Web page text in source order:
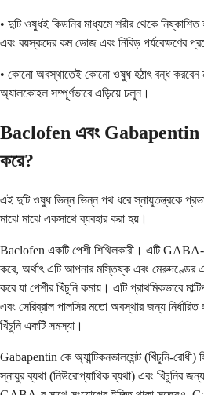
• দুটি ওষুধই কিডনির মাধ্যমে শরীর থেকে
এবং বয়স্কদের কম ডোজ এবং নিবিড় পর্যবেক্ষণের
• কোনো অবস্থাতেই কোনো ওষুধ হঠাৎ বন্ধ করবেন
অ্যালকোহল সম্পূর্ণভাবে এড়িয়ে চলুন।
Baclofen এবং Gabapentin
করে?
এই দুটি ওষুধ ভিন্ন ভিন্ন পথ ধরে স্নায়ুতন্ত্রকে
মাঝে মাঝে একসাথে ব্যবহার করা হয়।
Baclofen একটি পেশী শিথিলকারী। এটি GABA-
করে, অর্থাৎ এটি আপনার মস্তিষ্ক এবং মেরুদণ্ডের
করে যা পেশীর খিঁচুনি কমায়। এটি প্রাথমিকভাবে
এবং সেরিব্রাল পালসির মতো অবস্থার জন্য
খিঁচুনি একটি সমস্যা।
Gabapentin কে অ্যান্টিকনভালসেন্ট (খিঁচুনি-রোধী)
স্নায়ুর ব্যথা (নিউরোপ্যাথিক ব্যথা) এবং খিঁচুনির